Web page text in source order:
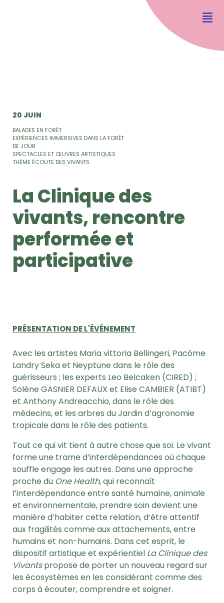
20 JUIN
BALADES EN FORÊT
EXPÉRIENCES IMMERSIVES DANS LA FORÊT
DE JOUR
SPECTACLES ET ŒUVRES ARTISTIQUES
THÈME ÉCOUTE DES VIVANTS
La Clinique des
vivants, rencontre
performée et
participative
PRÉSENTATION DE L'ÉVÉNEMENT
Avec les artistes Maria vittoria Bellingeri, Pacôme
Landry Seka et Neyptune dans le rôle des
guérisseurs ; les experts Leo Belcaken (CIRED) ;
Solène GASNIER DEFAUX et Elise CAMBIER (ATIBT)
et Anthony Andreacchio, dans le rôle des
médecins, et les arbres du Jardin d’agronomie
tropicale dans le rôle des patients.
Tout ce qui vit tient à autre chose que soi. Le vivant
forme une trame d’interdépendances où chaque
souffle engage les autres. Dans une approche
proche du One Health, qui reconnaît
l’interdépendance entre santé humaine, animale
et environnementale, prendre soin devient une
manière d’habiter cette relation, d’être attentif
aux fragilités comme aux attachements, entre
humains et non-humains. Dans cet esprit, le
dispositif artistique et expérientiel La Clinique des
Vivantspropose de porter un nouveau regard sur
les écosystèmes en les considérant comme des
corps à écouter, comprendre et soigner.